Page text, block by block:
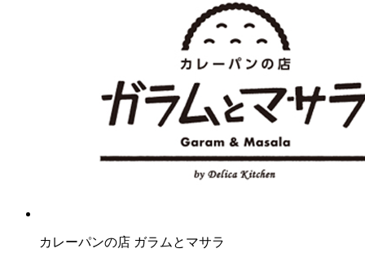
カレーパンの店 ガラムとマサラ